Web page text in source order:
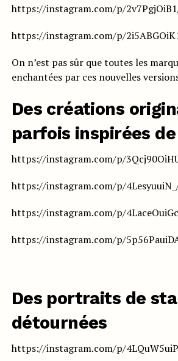
https://instagram.com/p/
https://instagram.com/p/
On n’est pas sûr que toutes les
enchantées par ces nouvelles
Des créations
parfois inspirées
https://instagram.com/p/
https://instagram.com/p/
https://instagram.com/p/
https://instagram.com/p/
Des portraits de
détournées
https://instagram.com/p/